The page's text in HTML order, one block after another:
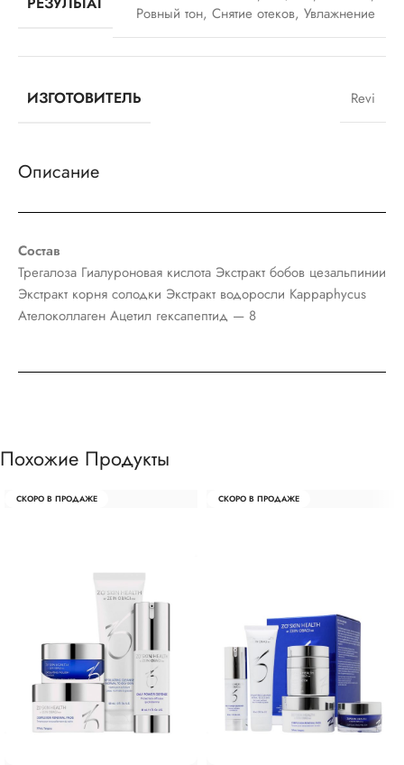
Ровный тон, Снятие отеков, Увлажнение
ИЗГОТОВИТЕЛЬ Revi
Описание
Состав
Трегалоза Гиалуроновая кислота Экстракт бобов цезальпинии
Экстракт корня солодки Экстракт водоросли Kappaphycus
Ателоколлаген Ацетил гексапептид — 8
Похожие Продукты
СКОРО В ПРОДАЖЕ СКОРО В ПРОДАЖЕ